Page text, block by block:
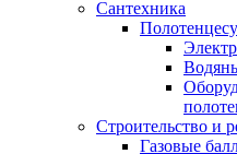
Сантехника
Строительство и
Газовые